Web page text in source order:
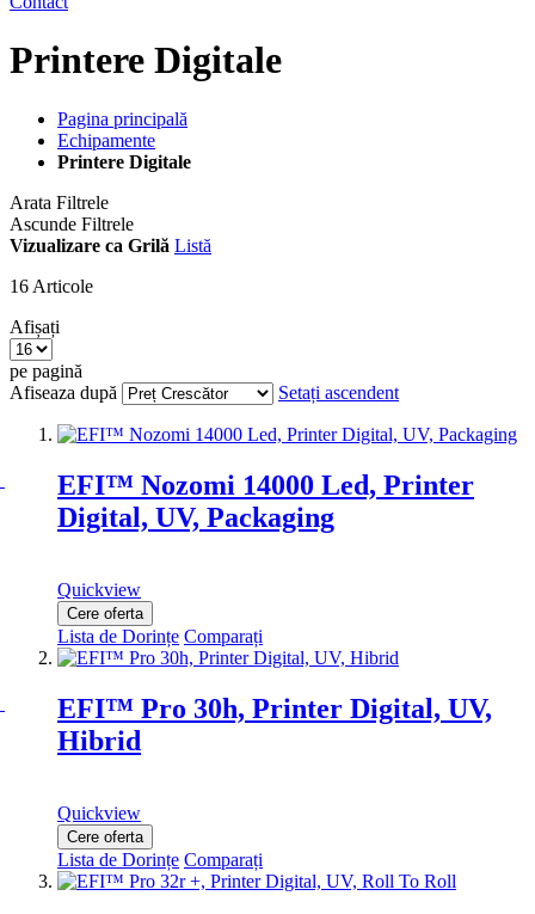
Printere Digitale
Pagina principală
Echipamente
Printere Digitale
Arata Filtrele
Ascunde Filtrele
Vizualizare ca Grilă Listă
16 Articole
Afișați
pe pagină
Afiseaza după
Setați ascendent
EFI™ Nozomi 14000 Led, Printer
Digital, UV, Packaging
Quickview
Cere oferta
Lista de Dorințe Comparați
EFI™ Pro 30h, Printer Digital, UV,
Hibrid
Quickview
Cere oferta
Lista de Dorințe Comparați